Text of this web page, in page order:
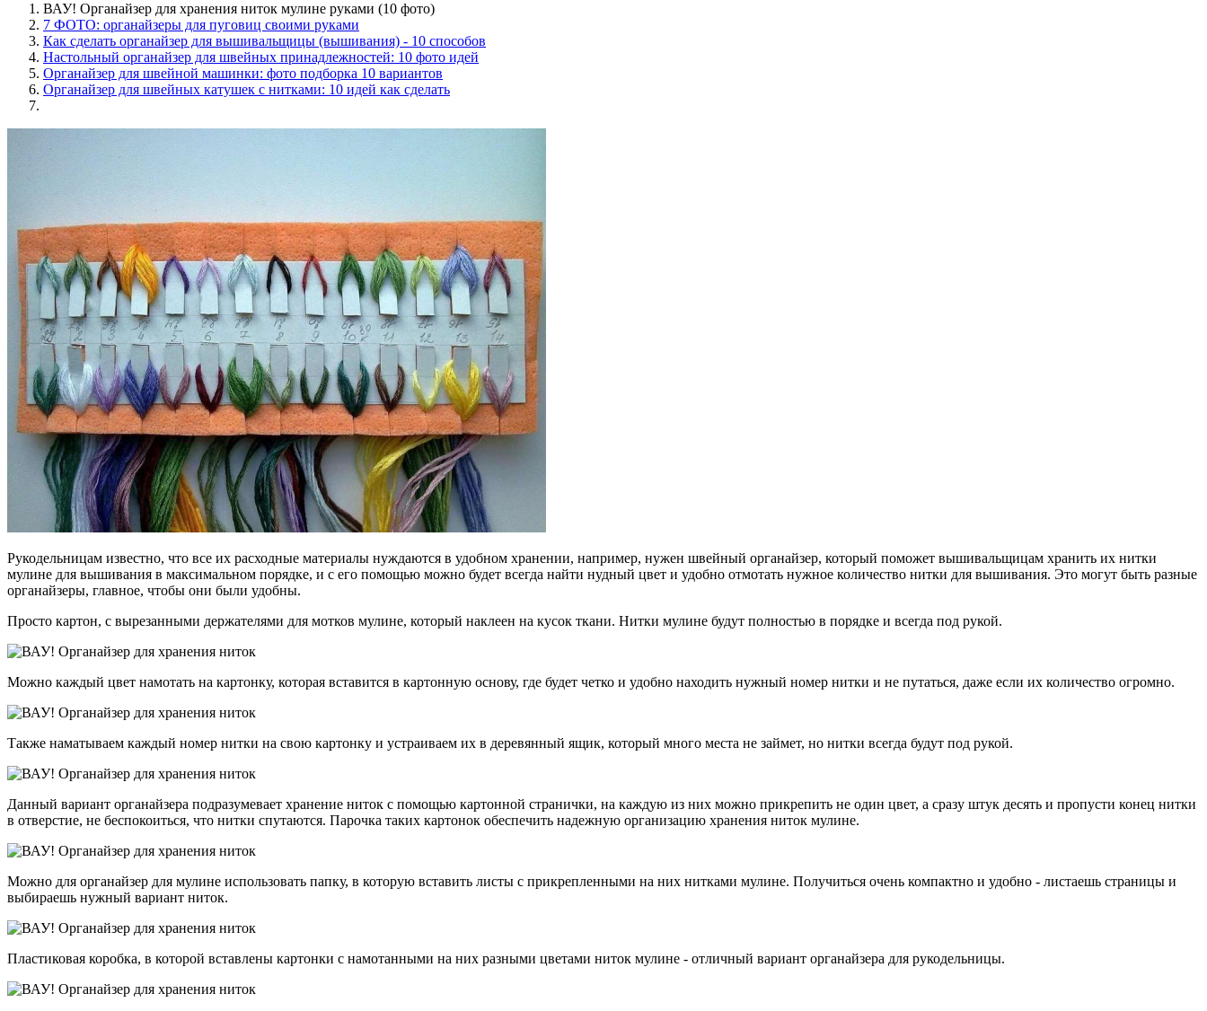
ВАУ! Органайзер для хранения ниток мулине руками (10 фото)
7 ФОТО: органайзеры для пуговиц своими руками
Как сделать органайзер для вышивальщицы (вышивания) - 10 способов
Настольный органайзер для швейных принадлежностей: 10 фото идей
Органайзер для швейной машинки: фото подборка 10 вариантов
Органайзер для швейных катушек с нитками: 10 идей как сделать
Рукодельницам известно, что все их расходные материалы нуждаются в удобном хранении, например, нужен швейный органайзер, который поможет вышивальщицам хранить их нитки
мулине для вышивания в максимальном порядке, и с его помощью можно будет всегда найти нудный цвет и удобно отмотать нужное количество нитки для вышивания. Это могут быть разные
органайзеры, главное, чтобы они были удобны.
Просто картон, с вырезанными держателями для мотков мулине, который наклеен на кусок ткани. Нитки мулине будут полностью в порядке и всегда под рукой.
Можно каждый цвет намотать на картонку, которая вставится в картонную основу, где будет четко и удобно находить нужный номер нитки и не путаться, даже если их количество огромно.
Также наматываем каждый номер нитки на свою картонку и устраиваем их в деревянный ящик, который много места не займет, но нитки всегда будут под рукой.
Данный вариант органайзера подразумевает хранение ниток с помощью картонной странички, на каждую из них можно прикрепить не один цвет, а сразу штук десять и пропусти конец нитки
в отверстие, не беспокоиться, что нитки спутаются. Парочка таких картонок обеспечить надежную организацию хранения ниток мулине.
Можно для органайзер для мулине использовать папку, в которую вставить листы с прикрепленными на них нитками мулине. Получиться очень компактно и удобно - листаешь страницы и
выбираешь нужный вариант ниток.
Пластиковая коробка, в которой вставлены картонки с намотанными на них разными цветами ниток мулине - отличный вариант органайзера для рукодельницы.